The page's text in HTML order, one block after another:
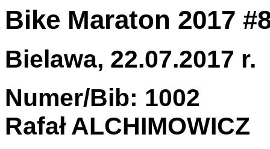
Bike Maraton 2017
Bielawa, 22.07.2017 r.
Numer/Bib: 1002
Rafał ALCHIMOWICZ